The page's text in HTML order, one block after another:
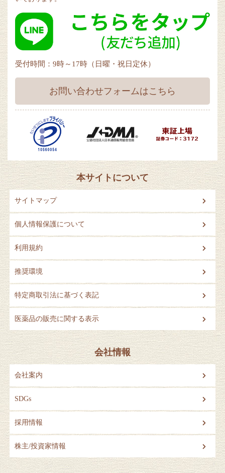
受付時間：9時～17時（日曜・祝日定休）
お問い合わせフォームはこちら
本サイトについて
サイトマップ
個人情報保護について
利用規約
推奨環境
特定商取引法に基づく表記
医薬品の販売に関する表示
会社情報
会社案内
SDGs
採用情報
株主/投資家情報